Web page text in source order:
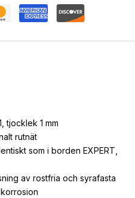
tjocklek 1 mm
rutnät
som i borden EXPERT,
av rostfria och syrafasta